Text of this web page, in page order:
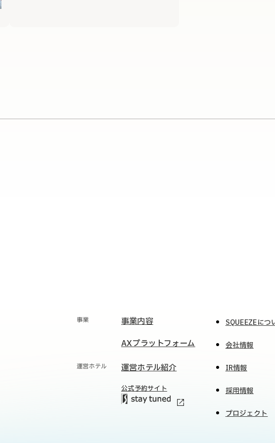
事業
事業内容
AXプラットフォーム
運営ホテル 運営ホテル紹介
公式予約サイト
SQUEEZEにつ
会社情報
IR情報
採用情報
プロジェクト